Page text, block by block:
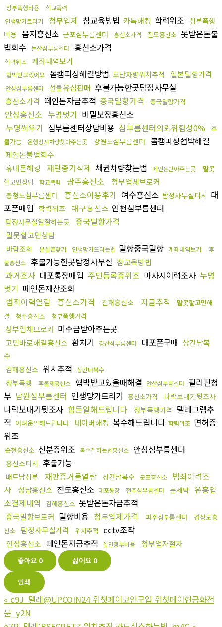
청부폭행비용
학교폭력
인생망가트리기
청부업체 참교육방법 카톡해킹 학력위조 청부폭행
비용 음지흥신소 군포심부름센터 흥신소가격 진도흥신소 못받은돈불
법회수 논산심부름센터 흥신소가격
학력위조 계좌내역보기
협박받고있어요 몸캠피싱해결방법 도난차량위치추적 일본밀항가격
안성심부름센터 선불유심판매 후불가능한곳탐정사무실
흥신소가격 떼인돈자금추적 중국밀항가격 중국밀항가격
안성흥신소 누명벗기 비밀보장흥신소
누명씌우기 심부름센터상담비용 심부름센터의뢰위험성0%
후
불가능
운행정지차량찾아주는곳 강원도심부름센터 몸캠피싱협박해결
떼인돈불법회수
휴대폰해킹
재판증거삭제 채권차량찾는법 떼인돈받아주는곳
말못
할고민상담
학교폭력 광주흥신소 청부업체브로커
충청도심부름센터 흥신소이용후기 여수흥신소 탐정사무실디시 대
포폰매입 학력위조 대구흥신소 인천심부름센터
탐정사무실일잘하는곳 중국밀항가격
말못할고민상담
바람조회 분실폰찾기 인생망가뜨리는법 밀항중국밀항 계좌내역보기
후
불흥신소 후불가능한곳탐정사무실 참교육방법
과거조사 대포통장매입 주민등록증위조 마사지이력조사 누명
벗기 떼인돈재산조회
범죄이력열람
흥신소가격 진해흥신소 자금추적
말못할고민해
결
청주흥신소 청부폭행가격
청부업체브로커 미수금받아주는곳
고민바로해결흥신소 환치기 경산심부름센터 대포폰구매 상간남복
수
김해흥신소 위치추적 상간녀복수
청부폭행 후불제흥신소 협박받고있을때해결 안산심부름센터 필리핀청
부 남원심부름센터 인생망가트리기 흥신소가격 나락보내기뒷조사
나락보내기뒷조사 힘든일해드립니다 청부폭행가격 텔레그램추
적 어려운일해드립니다 네이버해킹 복수해드립니다 학력위조 면허증
위조
순천흥신소 신분증위조 복수잘하는법흥신소 안성심부름센터
흥신소디시 후불가능
배트남청부 재판증거물열람 상간남복수 군포흥신소
범죄이력조
사
성남흥신소 진도흥신소 대포통장 전주심부름센터 돈세탁 유흥업
소결제내역
김해흥신소 못받은돈자금추적
중국밀항브로커 밀항비용 청부업체가격 파주심부름센터
경상도흥
신소
탐정사무실가격 위치추적 cctv조작
안성흥신소 떼인돈자금추적 살인청부비용 청부업자절차
좋아요 0 싫어요 0
인쇄
« c9J_텔레@UPCOIN24 위챗페이코인구입 위챗페이현금화전
문_y2N